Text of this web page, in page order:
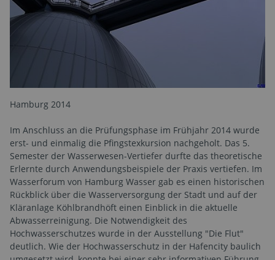
Hamburg 2014
Im Anschluss an die Prüfungsphase im Frühjahr 2014 wurde
erst- und einmalig die Pfingstexkursion nachgeholt. Das 5.
Semester der Wasserwesen-Vertiefer durfte das theoretische
Erlernte durch Anwendungsbeispiele der Praxis vertiefen. Im
Wasserforum von Hamburg Wasser gab es einen historischen
Rückblick über die Wasserversorgung der Stadt und auf der
Kläranlage Köhlbrandhöft einen Einblick in die aktuelle
Abwasserreinigung. Die Notwendigkeit des
Hochwasserschutzes wurde in der Ausstellung "Die Flut"
deutlich. Wie der Hochwasserschutz in der Hafencity baulich